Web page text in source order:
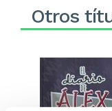
Otros